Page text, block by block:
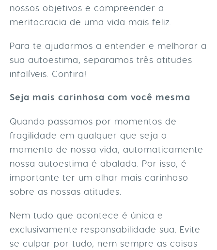
nossos objetivos e compreender a
meritocracia de uma vida mais feliz.
Para te ajudarmos a entender e melhorar a
sua autoestima, separamos três atitudes
infalíveis. Confira!
Seja mais carinhosa com você mesma
Quando passamos por momentos de
fragilidade em qualquer que seja o
momento de nossa vida, automaticamente
nossa autoestima é abalada. Por isso, é
importante ter um olhar mais carinhoso
sobre as nossas atitudes.
Nem tudo que acontece é única e
exclusivamente responsabilidade sua. Evite
se culpar por tudo, nem sempre as coisas